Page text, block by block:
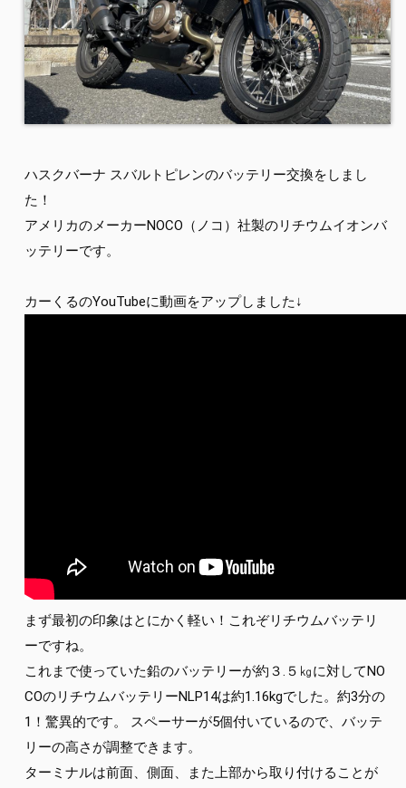
ハスクバーナ スバルトピレンのバッテリー交換をしまし
た！
アメリカのメーカーNOCO（ノコ）社製のリチウムイオンバ
ッテリーです。
カーくるのYouTubeに動画をアップしました↓
まず最初の印象はとにかく軽い！これぞリチウムバッテリ
ーですね。
これまで使っていた鉛のバッテリーが約３.５㎏に対してNO
COのリチウムバッテリーNLP14は約1.16kgでした。約3分の
1！驚異的です。 スペーサーが5個付いているので、バッテ
リーの高さが調整できます。
ターミナルは前面、側面、また上部から取り付けることが